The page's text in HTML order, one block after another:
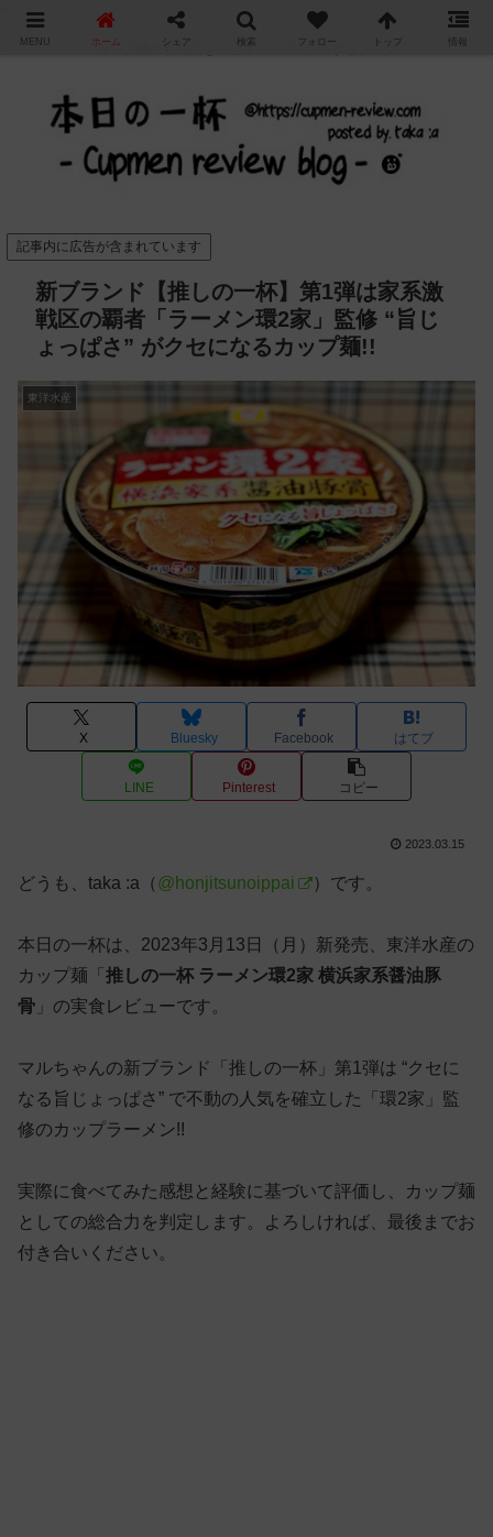
カップ麺の新商品をレビュー / アレンジするブログ
記事内に広告が含まれています
新ブランド【推しの一杯】第1弾は家系激
戦区の覇者「ラーメン環2家」監修 “旨じ
ょっぱさ” がクセになるカップ麺!!
東洋水産
X Bluesky Facebook はてブ
LINE Pinterest コピー
2023.03.15
どうも、taka :a（ @honjitsunoippai ）です。
本日の一杯は、2023年3月13日（月）新発売、東洋水産の
カップ麺「 推しの一杯 ラーメン環2家 横浜家系醤油豚
骨 」の実食レビューです。
マルちゃんの新ブランド「推しの一杯」第1弾は “クセに
なる旨じょっぱさ” で不動の人気を確立した「環2家」監
修のカップラーメン!!
実際に食べてみた感想と経験に基づいて評価し、カップ麺
としての総合力を判定します。よろしければ、最後までお
付き合いください。
MENU ホーム シェア 検索 フォロー トップ 情報